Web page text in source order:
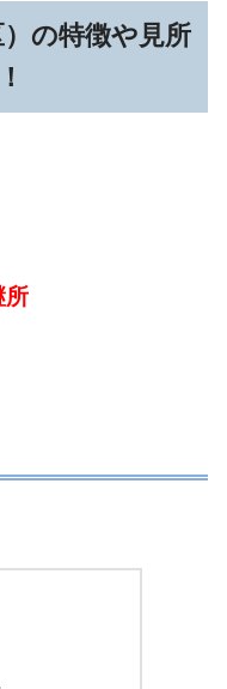
の特徴や見所
所